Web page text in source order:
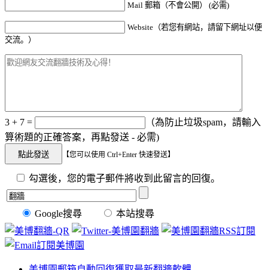
Mail 郵箱（不會公開） (必需)
Website（若您有網站，請留下網址以便
交流。）
3 + 7 =
（為防止垃圾spam，請輸入
算術題的正確答案，再點發送 - 必需)
【您可以使用 Ctrl+Enter 快速發送】
勾選後，您的電子郵件將收到此留言的回復。
Google搜尋 本站搜尋